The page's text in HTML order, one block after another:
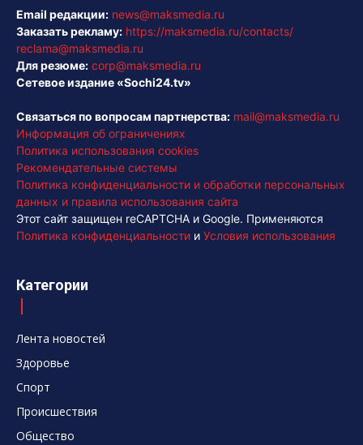
Email редакции: news@maksmedia.ru
Заказать рекламу: https://maksmedia.ru/contacts/
reclama@maksmedia.ru
Для резюме: corp@maksmedia.ru
Сетевое издание «Sochi24.tv»
Связаться по вопросам партнерства: mail@maksmedia.ru
Информация об ограничениях
Политика использования cookies
Рекомендательные системы
Политика конфиденциальности и обработки персональных
данных и правила использования сайта
Этот сайт защищен reCAPTCHA и Google. Применяются
Политика конфиденциальности и Условия использования
Категории
Лента новостей
Здоровье
Спорт
Происшествия
Общество